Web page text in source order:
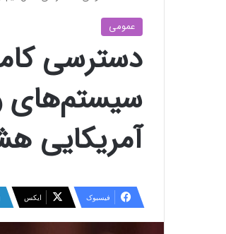
عمومی
دسترسی
سیستم‌های
آمریکایی
فیسبوک ایکس